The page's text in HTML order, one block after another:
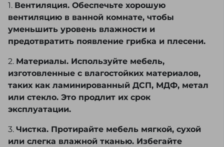
1. Вентиляция. Обеспечьте хорошую
вентиляцию в ванной комнате, чтобы
уменьшить уровень влажности и
предотвратить появление грибка и плесени.
2. Материалы. Используйте мебель,
изготовленные с влагостойких материалов,
таких как ламинированный ДСП, МДФ, метал
или стекло. Это продлит их срок
эксплуатации.
3. Чистка. Протирайте мебель мягкой, сухой
или слегка влажной тканью. Избегайте